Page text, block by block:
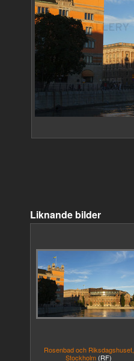
Liknande bilder
Rosenbad och Riksdagshuset,
Stockholm (RF)